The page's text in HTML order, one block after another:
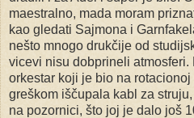
maestralno, mada moram
kao gledati Sajmona i
nešto mnogo drukčije od
vicevi nisu dobprineli
orkestar koji je bio na
greškom iščupala kabl za
na pozornici, što joj je dalo još